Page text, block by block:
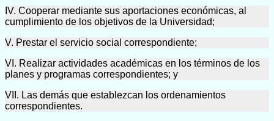
IV. Cooperar mediante sus aportaciones económicas, al
cumplimiento de los objetivos de la Universidad;
V. Prestar el servicio social correspondiente;
VI. Realizar actividades académicas en los términos de los
planes y programas correspondientes; y
VII. Las demás que establezcan los ordenamientos
correspondientes.